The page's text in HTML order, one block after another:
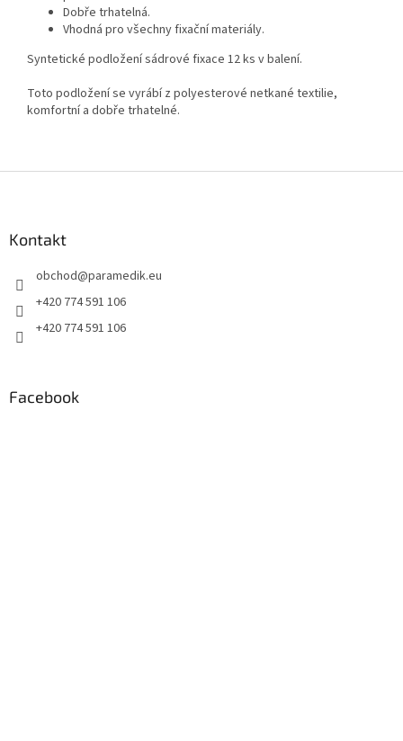
Dobře trhatelná.
Vhodná pro všechny fixační materiály.
Syntetické podložení sádrové fixace 12 ks v balení.
Toto podložení se vyrábí z polyesterové netkané textilie,
komfortní a dobře trhatelné.
Kontakt
obchod@paramedik.eu
+420 774 591 106
+420 774 591 106
Facebook